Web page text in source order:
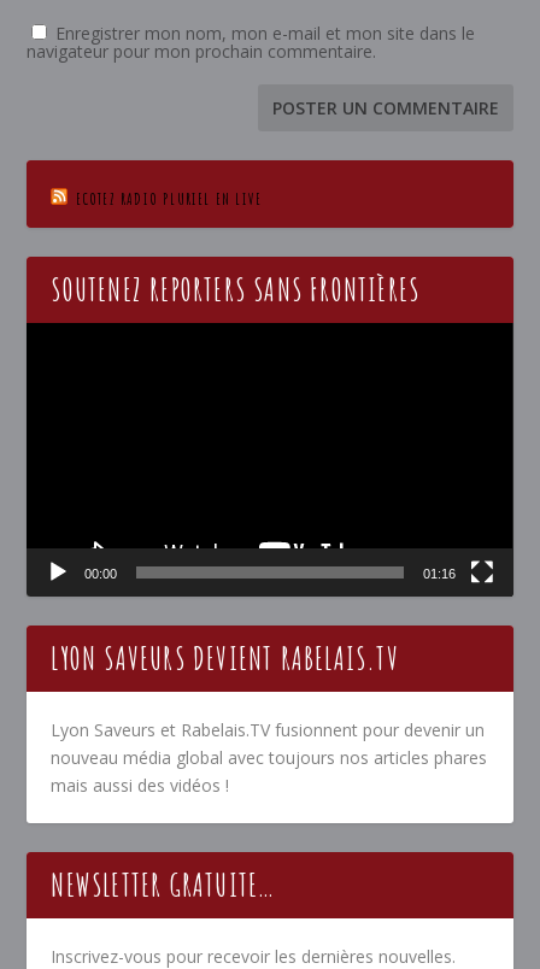
Enregistrer mon nom, mon e-mail et mon site dans le
navigateur pour mon prochain commentaire.
ECOTEZ RADIO PLURIEL EN LIVE
SOUTENEZ REPORTERS SANS FRONTIÈRES
00:00 01:16
LYON SAVEURS DEVIENT RABELAIS.TV
Lyon Saveurs et Rabelais.TV fusionnent pour devenir un
nouveau média global avec toujours nos articles phares
mais aussi des vidéos !
NEWSLETTER GRATUITE…
Inscrivez-vous pour recevoir les dernières nouvelles.